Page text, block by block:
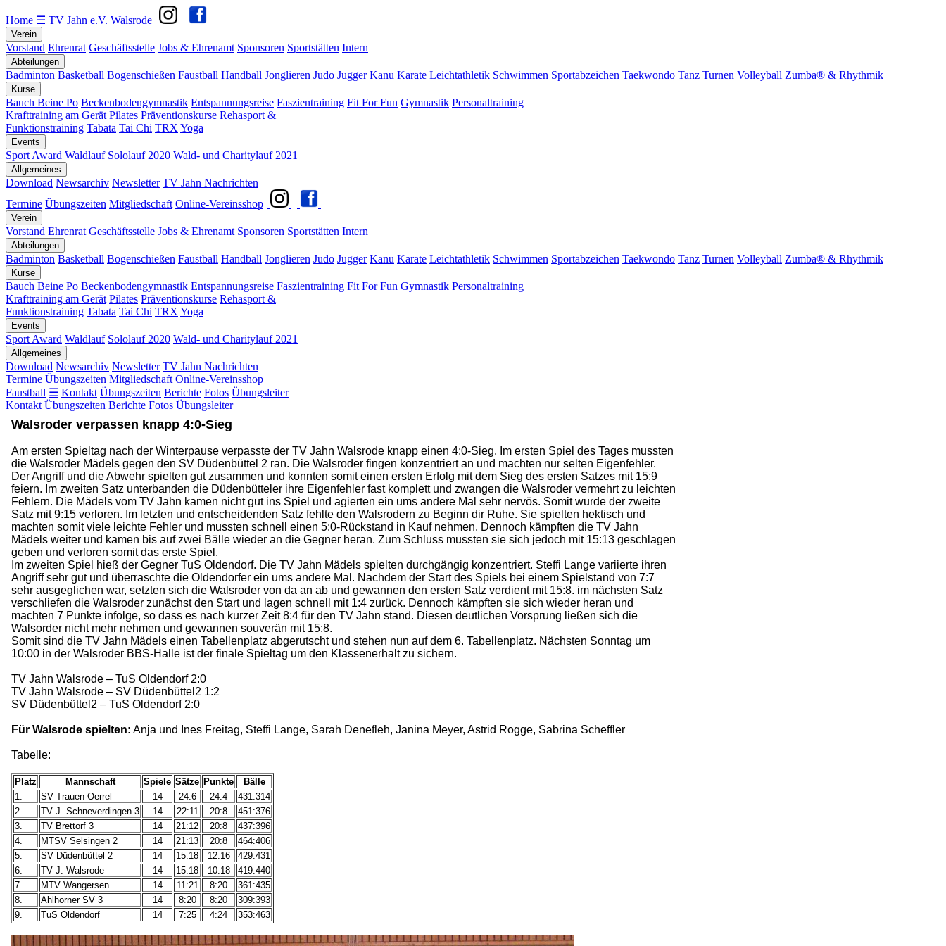
Home ☰ TV Jahn e.V. Walsrode
Verein
Vorstand Ehrenrat Geschäftsstelle Jobs & Ehrenamt Sponsoren Sportstätten Intern
Abteilungen
Badminton Basketball Bogenschießen Faustball Handball Jonglieren Judo Jugger Kanu Karate Leichtathletik Schwimmen Sportabzeichen Taekwondo Tanz Turnen Volleyball Zumba® & Rhythmik
Kurse
Bauch Beine Po Beckenbodengymnastik Entspannungsreise Faszientraining Fit For Fun Gymnastik Personaltraining
Krafttraining am Gerät Pilates Präventionskurse Rehasport &
Funktionstraining Tabata Tai Chi TRX Yoga
Events
Sport Award Waldlauf Sololauf 2020 Wald- und Charitylauf 2021
Allgemeines
Download Newsarchiv Newsletter TV Jahn Nachrichten
Termine Übungszeiten Mitgliedschaft Online-Vereinsshop
Verein
Vorstand Ehrenrat Geschäftsstelle Jobs & Ehrenamt Sponsoren Sportstätten Intern
Abteilungen
Badminton Basketball Bogenschießen Faustball Handball Jonglieren Judo Jugger Kanu Karate Leichtathletik Schwimmen Sportabzeichen Taekwondo Tanz Turnen Volleyball Zumba® & Rhythmik
Kurse
Bauch Beine Po Beckenbodengymnastik Entspannungsreise Faszientraining Fit For Fun Gymnastik Personaltraining
Krafttraining am Gerät Pilates Präventionskurse Rehasport &
Funktionstraining Tabata Tai Chi TRX Yoga
Events
Sport Award Waldlauf Sololauf 2020 Wald- und Charitylauf 2021
Allgemeines
Download Newsarchiv Newsletter TV Jahn Nachrichten
Termine Übungszeiten Mitgliedschaft Online-Vereinsshop
Faustball ☰ Kontakt Übungszeiten Berichte Fotos Übungsleiter
Kontakt Übungszeiten Berichte Fotos Übungsleiter